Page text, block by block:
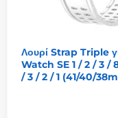
Λουρί Strap Triple
Watch SE 1 / 2 / 3 /
/ 3 / 2 / 1 (41/40/